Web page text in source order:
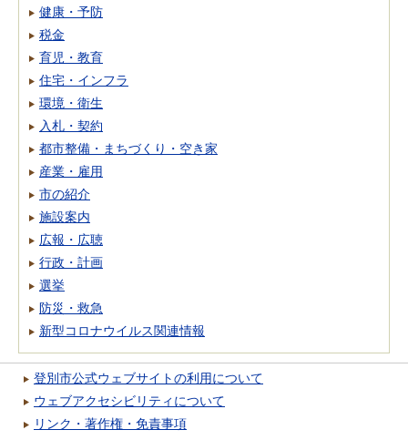
健康・予防
税金
育児・教育
住宅・インフラ
環境・衛生
入札・契約
都市整備・まちづくり・空き家
産業・雇用
市の紹介
施設案内
広報・広聴
行政・計画
選挙
防災・救急
新型コロナウイルス関連情報
登別市公式ウェブサイトの利用について
ウェブアクセシビリティについて
リンク・著作権・免責事項